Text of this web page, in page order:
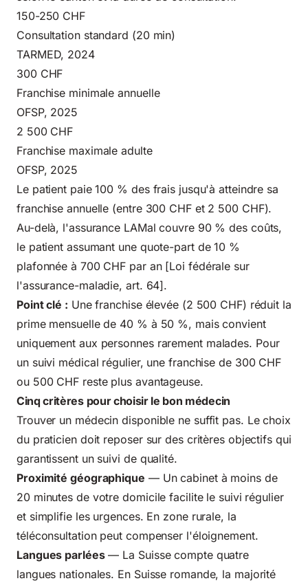
150-250 CHF
Consultation standard (20 min)
TARMED, 2024
300 CHF
Franchise minimale annuelle
OFSP, 2025
2 500 CHF
Franchise maximale adulte
OFSP, 2025
Le patient paie 100 % des frais jusqu'à atteindre sa
franchise annuelle (entre 300 CHF et 2 500 CHF).
Au-delà, l'assurance LAMal couvre 90 % des coûts,
le patient assumant une quote-part de 10 %
plafonnée à 700 CHF par an [Loi fédérale sur
l'assurance-maladie, art. 64].
Point clé : Une franchise élevée (2 500 CHF) réduit la
prime mensuelle de 40 % à 50 %, mais convient
uniquement aux personnes rarement malades. Pour
un suivi médical régulier, une franchise de 300 CHF
ou 500 CHF reste plus avantageuse.
Cinq critères pour choisir le bon médecin
Trouver un médecin disponible ne suffit pas. Le choix
du praticien doit reposer sur des critères objectifs qui
garantissent un suivi de qualité.
Proximité géographique — Un cabinet à moins de
20 minutes de votre domicile facilite le suivi régulier
et simplifie les urgences. En zone rurale, la
téléconsultation peut compenser l'éloignement.
Langues parlées— La Suisse compte quatre
langues nationales. En Suisse romande, la majorité